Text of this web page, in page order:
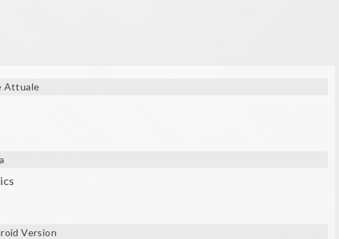
Attuale
Version